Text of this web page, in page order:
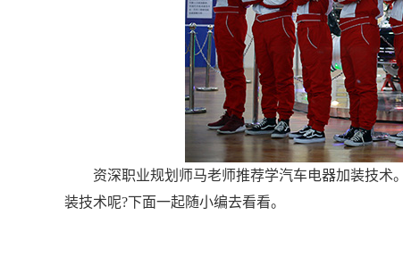
资深职业规划师马老师推荐学汽车电器加装技术
装技术呢?下面一起随小编去看看。